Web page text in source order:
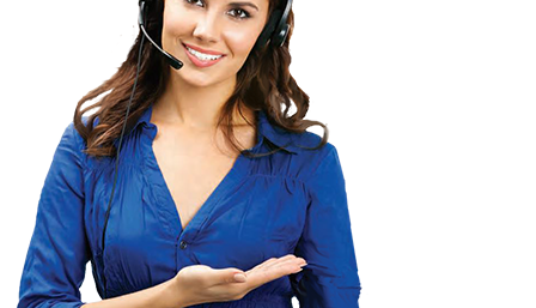
газовых плит
газовой поверхности
геймпадов
генераторов
генераторов азота
генераторов дыма
генераторов льда
генераторов
гидравлических блоков питания
гидроаккумуляторов
гидроциклов
гидромассажеров
гидромодулей
гидроциклов